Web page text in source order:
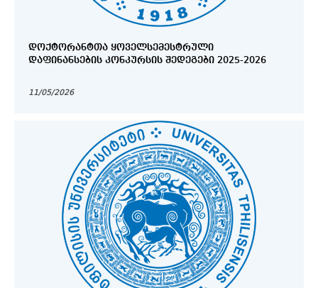
ᲓᲝᲥᲢᲝᲠᲐᲜᲢᲗᲐ ᲧᲝᲕᲔᲚᲡᲔᲛᲔᲡᲢᲠᲣᲚᲘ
ᲓᲐᲤᲘᲜᲐᲜᲡᲔᲑᲘᲡ ᲙᲝᲜᲙᲣᲠᲡᲘᲡ ᲨᲔᲓᲔᲒᲔᲑᲘ 2025-2026
11/05/2026